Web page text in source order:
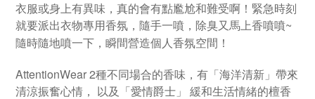
衣服或身上有異味，真的會有點尷尬和難受啊！緊急時刻
就要派出衣物專用香氛，隨手一噴，除臭又馬上香噴噴~
隨時隨地噴一下，瞬間營造個人香氛空間！
AttentionWear2種不同場合的香味，有「海洋清新」帶來
清涼振奮心情， 以及「愛情爵士」
緩和生活情緒的檀香